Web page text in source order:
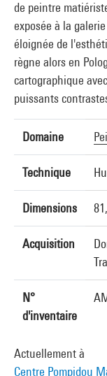
de peintre
exposée à la
éloignée de
règne alors en
cartographique
puissants
Domaine
Technique
Dimensions
Acquisition
N°
d'inventaire
Actuellement à
Centre Pompidou